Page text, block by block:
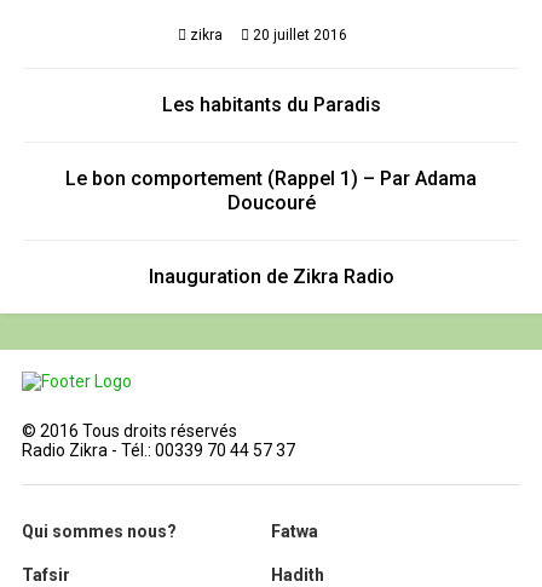
zikra 20 juillet 2016
Les habitants du Paradis
Le bon comportement (Rappel 1) – Par Adama
Doucouré
Inauguration de Zikra Radio
© 2016 Tous droits réservés
Radio Zikra - Tél.: 00339 70 44 57 37
Qui sommes nous? Fatwa
Tafsir Hadith